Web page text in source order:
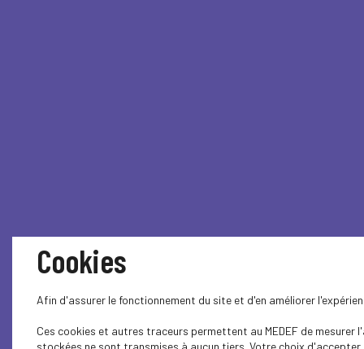
Cookies
Afin d'assurer le fonctionnement du site et d'en améliorer
Ces cookies et autres traceurs permettent au MEDEF de
stockées ne sont transmises à aucun tiers. Votre choix